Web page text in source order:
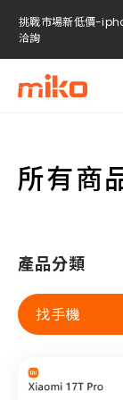
挑戰市場新低價-
洽詢
挑戰市場新低價-
洽詢
挑戰市場新低價-
所有商
產品分類
找手機